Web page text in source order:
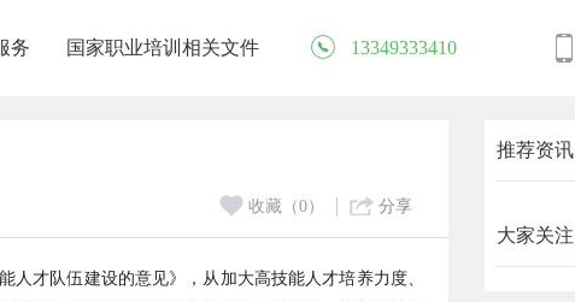
务 国家职业培训相关文件 13349333410
分享
收藏（0）
才队伍建设的意见》，从加大高技能人才培养力度、
推荐资讯
大家关注